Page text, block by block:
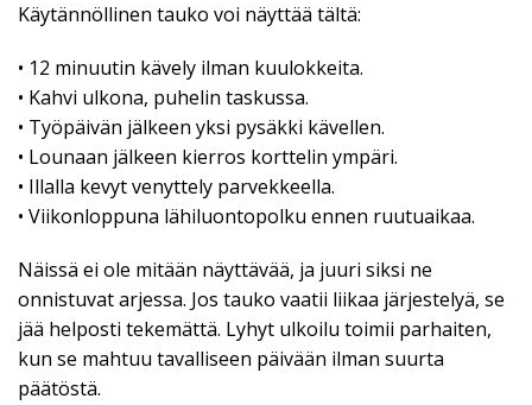
Käytännöllinen tauko voi näyttää tältä:
• 12 minuutin kävely ilman kuulokkeita.
• Kahvi ulkona, puhelin taskussa.
• Työpäivän jälkeen yksi pysäkki kävellen.
• Lounaan jälkeen kierros korttelin ympäri.
• Illalla kevyt venyttely parvekkeella.
• Viikonloppuna lähiluontopolku ennen ruutuaikaa.
Näissä ei ole mitään näyttävää, ja juuri siksi ne
onnistuvat arjessa. Jos tauko vaatii liikaa järjestelyä, se
jää helposti tekemättä. Lyhyt ulkoilu toimii parhaiten,
kun se mahtuu tavalliseen päivään ilman suurta
päätöstä.